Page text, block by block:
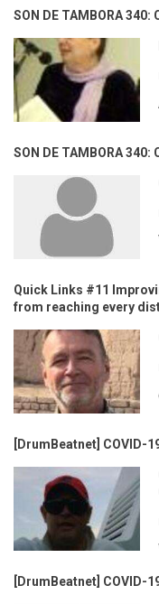
SON DE TAMBORA
SON DE TAMBORA
Quick Links #11
from reaching every
[DrumBeatnet] COVID-
[DrumBeatnet] COVID-